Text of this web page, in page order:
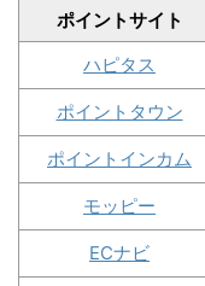
ポイントサイト
ハピタス
ポイントタウン
ポイントインカム
モッピー
ECナビ